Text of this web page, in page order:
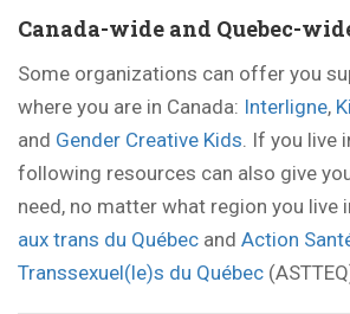
Canada-wide and Quebec-
Some organizations can offer you
where you are in Canada: Interligne,
and Gender Creative Kids. If you live
following resources can also give
need, no matter what region you live
aux trans du Québec and Action
Transsexuel(le)s du Québec